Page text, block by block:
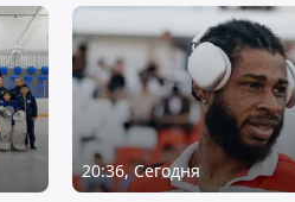
20:36, Сегодня